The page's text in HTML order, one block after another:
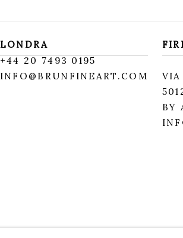
LONDRA
+44 20 7493 0195
INFO@BRUNFINEART.COM
VIA
BY